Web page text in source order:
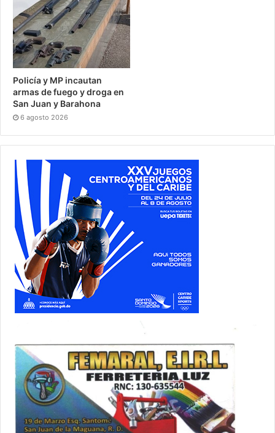
Policía y MP incautan
armas de fuego y droga en
San Juan y Barahona
6 agosto 2026